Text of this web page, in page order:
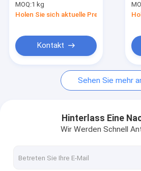
mit einem Gehalt an
Hartmetall Rod
Karbid-T-Stab
Karbidstange mit Kühlmittelloch
schlagfestes
Wolfram-Rundstück
MOQ:1 kg
Holen Sie sich aktuelle Preis
Kontakt
Sehen Sie mehr
Hinterlass Eine
Wir Werden Schnell